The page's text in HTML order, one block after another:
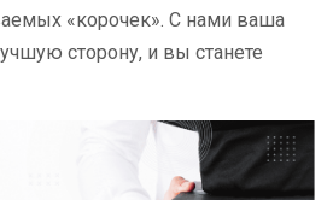
«корочек». С нами ваша
сторону, и вы станете